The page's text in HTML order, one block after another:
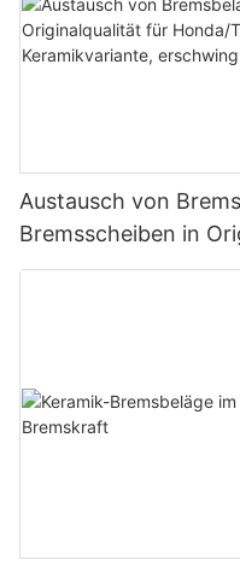
Austausch von
Bremsscheiben in
Honda/Toyota-